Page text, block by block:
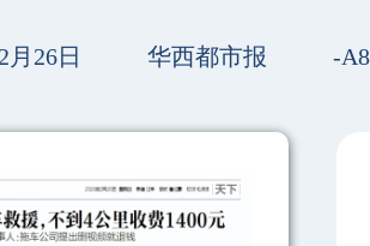
月26日 华西都市报 -